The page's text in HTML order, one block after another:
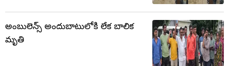
అంబులెన్స్ అందుబాటులోకి లేక బాలిక
మృతి